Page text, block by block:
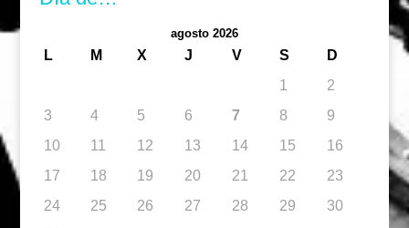
agosto 2026
L M X J V S
D
1
2
3
4 5 6 7 8
9
10
11 12 13 14 15
16
17
18 19 20 21 22
23
24
25 26 27 28 29
30